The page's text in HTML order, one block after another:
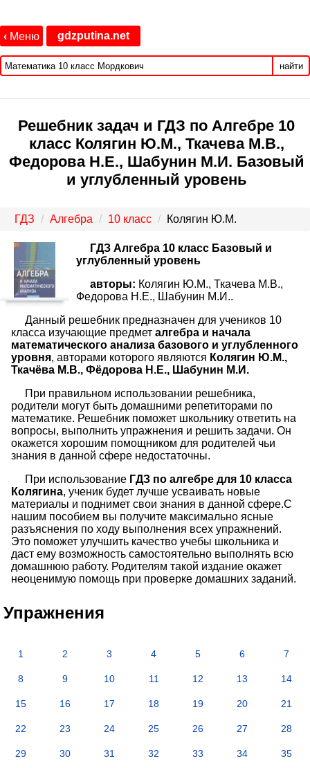
‹ Меню gdzputina.net
найти
Решебник задач и ГДЗ по Алгебре 10
класс Колягин Ю.М., Ткачева М.В.,
Федорова Н.Е., Шабунин М.И. Базовый
и углубленный уровень
ГДЗ Алгебра 10 класс Колягин Ю.М.
ГДЗ Алгебра 10 класс Базовый и
углубленный уровень
авторы: Колягин Ю.М., Ткачева М.В.,
Федорова Н.Е., Шабунин М.И..
Данный решебник предназначен для учеников 10
класса изучающие предмет алгебра и начала
математического анализа базового и углубленного
уровня, авторами которого являются Колягин Ю.М.,
Ткачёва М.В., Фёдорова Н.Е., Шабунин М.И.
При правильном использовании решебника,
родители могут быть домашними репетиторами по
математике. Решебник поможет школьнику ответить на
вопросы, выполнить упражнения и решить задачи. Он
окажется хорошим помощником для родителей чьи
знания в данной сфере недостаточны.
При использование ГДЗ по алгебре для 10 класса
Колягина, ученик будет лучше усваивать новые
материалы и поднимет свои знания в данной сфере.С
нашим пособием вы получите максимально ясные
разъяснения по ходу выполнения всех упражнений.
Это поможет улучшить качество учебы школьника и
даст ему возможность самостоятельно выполнять всю
домашнюю работу. Родителям такой издание окажет
неоценимую помощь при проверке домашних заданий.
Упражнения
1 2 3 4 5 6 7
8 9 10 11 12 13 14
15 16 17 18 19 20 21
22 23 24 25 26 27 28
29 30 31 32 33 34 35